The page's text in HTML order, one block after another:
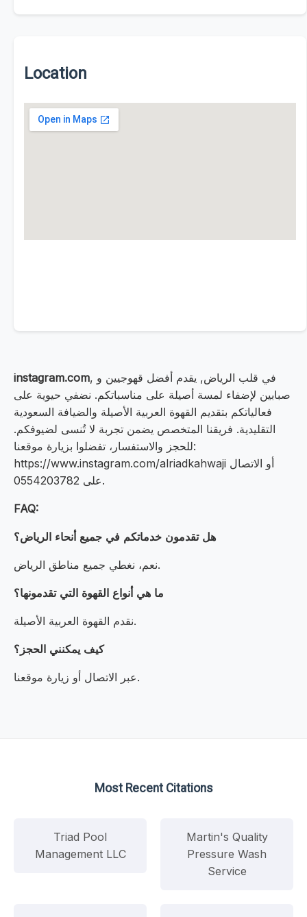
Location
instagram.com, في قلب الرياض, يقدم أفضل قهوجيين و
صبابين لإضفاء لمسة أصيلة على مناسباتكم. نضفي حيوية على
فعالياتكم بتقديم القهوة العربية الأصيلة والضيافة السعودية
التقليدية. فريقنا المتخصص يضمن تجربة لا تُنسى لضيوفكم.
للحجز والاستفسار، تفضلوا بزيارة موقعنا:
https://www.instagram.com/alriadkahwaji أو الاتصال
على 0554203782.
FAQ:
هل تقدمون خدماتكم في جميع أنحاء الرياض؟
نعم، نغطي جميع مناطق الرياض.
ما هي أنواع القهوة التي تقدمونها؟
نقدم القهوة العربية الأصيلة.
كيف يمكنني الحجز؟
عبر الاتصال أو زيارة موقعنا.
Most Recent Citations
Triad Pool
Management LLC
Martin's Quality
Pressure Wash
Service